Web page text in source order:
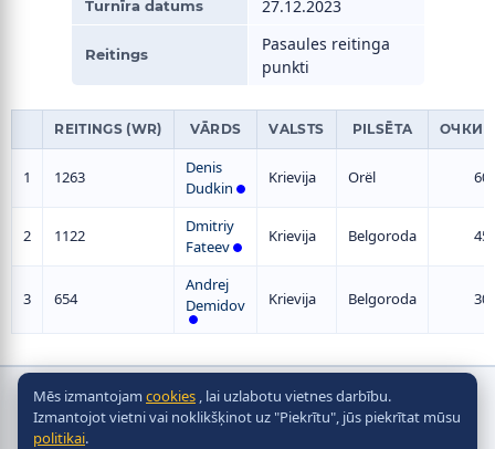
Turnīra datums 27.12.2023
Reitings
Pasaules reitinga
punkti
REITINGS (WR) VĀRDS VALSTS PILSĒTA ОЧКИ
1 1263
Denis
Dudkin
Krievija Orël 60
2 1122
Dmitriy
Fateev
Krievija Belgoroda 45
3 654
Andrej
Demidov
Krievija Belgoroda 30
Autortiesības © galda hokeja, 2010-2026
2010 - 2026
Mēs izmantojam cookies , lai uzlabotu vietnes darbību.
Izmantojot vietni vai noklikšķinot uz "Piekrītu", jūs piekrītat mūsu
politikai.